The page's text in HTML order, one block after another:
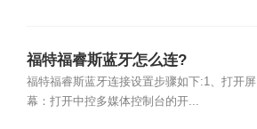
福特福睿斯蓝牙怎么连?
福特福睿斯蓝牙连接设置步骤如下:1、打开屏
幕：打开中控多媒体控制台的开...